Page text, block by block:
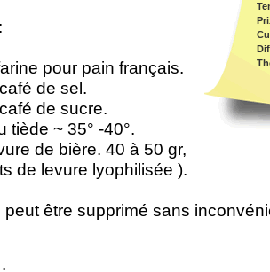
pour pain français.
de sel.
de sucre.
tiède ~ 35° -40°.
de bière. 40 à 50 gr,
de levure lyophilisée ).
peut être supprimé sans